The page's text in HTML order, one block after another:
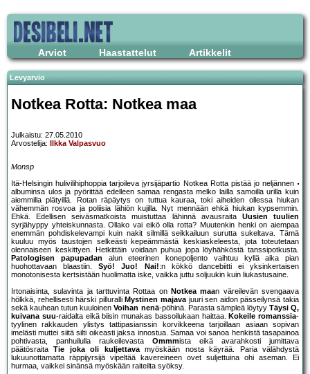
Arviot Haastattelut Artikkelit
Levyarvio
Notkea Rotta: Notkea maa
Julkaistu: 27.05.2010
Arvostelija:
Ilkka Valpasvuo
Monsp
Itä-Helsingin hulivilihiphoppia tarjoileva jyrsijäpartio Notkea Rotta pistää jo neljännen
albuminsa ulos ja pyörittää edelleen samaa rengasta melko lailla samoilla urilla kuin
aiemmilla plätyillä. Rotan räpäytys on tuttua kauraa, toki aiheiden ollessa hiukan
vähemmän rosvoa ja poliisia lähiön kujilla. Nyt mennään ehkä hiukan kypsemmin.
Ehkä. Edellisen seiväsmatkoista muistuttaa lähinnä avausraita Uusien tuulien
syrjähyppy yhteiskunnasta. Ollako vai eikö olla rotta? Muutenkin henki on aiempaa
enemmän pohdiskelevampi kuin nakit silmillä seikkailuun surutta sukeltava. Tämä
kuuluu myös taustojen selkeästi kepeämmästä keskiaskeleesta, jota toteutetaan
olennaiseen keskittyen. Hetkittäin voidaan puhua jopa löyhähköstä tanssipotkusta.
Patologisen papupadan alun eteerinen konepoljento vaihtuu kyllä aika pian
huohottavaan blaastiin.Syö! Juo! Nai!:n kökkö dancebiitti ei yksinkertaisen
monotonisesta kertsistään huolimatta iske, vaikka juttu soljuukin kuin liukastusaine.
Irtonaisinta, sulavinta ja tarttuvinta Rottaa on Notkea maan väreilevän svengaava
hölkkä, rehellisesti härski pilluralli Mystinen majavajuuri sen aidon pässeilynsä takia
sekä kauhean tutun kuuloinenVoihan nenä-pöhinä. Parasta sämpleä löytyy Täysi Q,
kuivana suu-raidalta eikä biisin munakas bassoilukaan haittaa. Kokeile romanssia-
tyylinen rakkauden ylistys tattipasianssin korvikkeena tarjoillaan asiaan sopivan
imelästi muttei siitä silti oikeasti jaksa innostua. Samaa voi sanoa henkistä tasapainoa
pohtivasta, panhuilulla raukeilevasta Ommmista eikä avarahkosti jumittava
päätösraitaTie joka oli kuljettavamyöskään nosta käyrää. Paria välähdystä
lukuunottamatta räppijyrsijä vipeltää kavereineen ovet suljettuina ohi aseman. Ei
hurmaa, vaikkei sinänsä myöskään raiteilta syöksy.